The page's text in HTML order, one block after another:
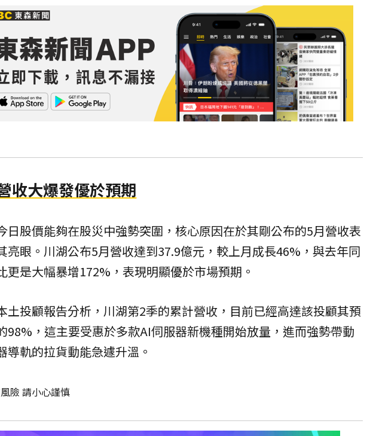
收大爆發優於預期
日股價能夠在股災中強勢突圍，核心原因在於其剛公布的5月營收表
亮眼。川湖公布5月營收達到37.9億元，較上月成長46%，與去年同
更是大幅暴增172%，表現明顯優於市場預期。
土投顧報告分析，川湖第2季的累計營收，目前已經高達該投顧其預
98%，這主要受惠於多款AI伺服器新機種開始放量，進而強勢帶動
導軌的拉貨動能急遽升溫。
險 請小心謹慎